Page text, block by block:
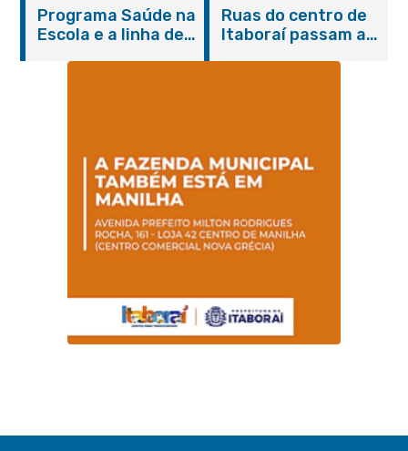
serviços gratuitos e
orientações
Programa Saúde na
Escola e a linha de
Magalhães Seabra
Ruas do centro de
Itaboraí passam a